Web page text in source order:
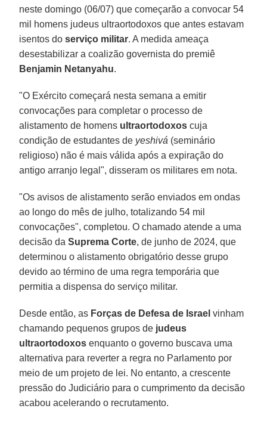
neste domingo (06/07) que começarão a convocar 54
mil homens judeus ultraortodoxos que antes estavam
isentos do serviço militar. A medida ameaça
desestabilizar a coalizão governista do premiê
Benjamin Netanyahu.
"O Exército começará nesta semana a emitir
convocações para completar o processo de
alistamento de homens ultraortodoxos cuja
condição de estudantes de yeshivá (seminário
religioso) não é mais válida após a expiração do
antigo arranjo legal", disseram os militares em nota.
"Os avisos de alistamento serão enviados em ondas
ao longo do mês de julho, totalizando 54 mil
convocações", completou. O chamado atende a uma
decisão da Suprema Corte, de junho de 2024, que
determinou o alistamento obrigatório desse grupo
devido ao término de uma regra temporária que
permitia a dispensa do serviço militar.
Desde então, as Forças de Defesa de Israel vinham
chamando pequenos grupos de judeus
ultraortodoxos enquanto o governo buscava uma
alternativa para reverter a regra no Parlamento por
meio de um projeto de lei. No entanto, a crescente
pressão do Judiciário para o cumprimento da decisão
acabou acelerando o recrutamento.